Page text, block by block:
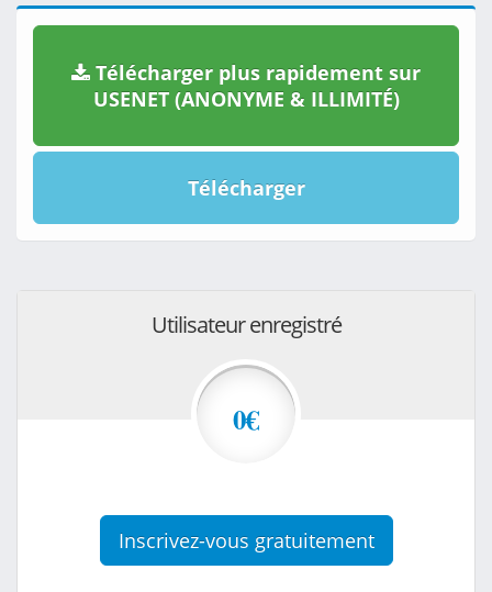
Télécharger plus rapidement sur
USENET (ANONYME & ILLIMITÉ)
Télécharger
Utilisateur enregistré
0€
Inscrivez-vous gratuitement